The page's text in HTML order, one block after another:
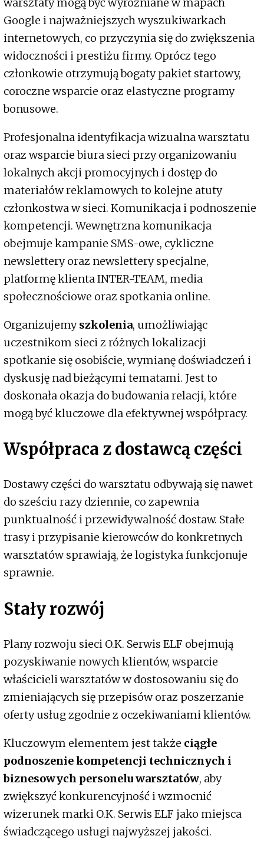
Google i najważniejszych wyszukiwarkach
internetowych, co przyczynia się do zwiększenia
widoczności i prestiżu firmy. Oprócz tego
członkowie otrzymują bogaty pakiet startowy,
coroczne wsparcie oraz elastyczne programy
bonusowe.
Profesjonalna identyfikacja wizualna warsztatu
oraz wsparcie biura sieci przy organizowaniu
lokalnych akcji promocyjnych i dostęp do
materiałów reklamowych to kolejne atuty
członkostwa w sieci. Komunikacja i podnoszenie
kompetencji. Wewnętrzna komunikacja
obejmuje kampanie SMS-owe, cykliczne
newslettery oraz newslettery specjalne,
platformę klienta INTER-TEAM, media
społecznościowe oraz spotkania online.
Organizujemyszkolenia, umożliwiając
uczestnikom sieci z różnych lokalizacji
spotkanie się osobiście, wymianę doświadczeń i
dyskusję nad bieżącymi tematami. Jest to
doskonała okazja do budowania relacji, które
mogą być kluczowe dla efektywnej współpracy.
Współpraca z dostawcą części
Dostawy części do warsztatu odbywają się nawet
do sześciu razy dziennie, co zapewnia
punktualność i przewidywalność dostaw. Stałe
trasy i przypisanie kierowców do konkretnych
warsztatów sprawiają, że logistyka funkcjonuje
sprawnie.
Stały rozwój
Plany rozwoju sieci O.K. Serwis ELF obejmują
pozyskiwanie nowych klientów, wsparcie
właścicieli warsztatów w dostosowaniu się do
zmieniających się przepisów oraz poszerzanie
oferty usług zgodnie z oczekiwaniami klientów.
Kluczowym elementem jest także ciągłe
podnoszenie kompetencji technicznych i
biznesowych personelu warsztatów, aby
zwiększyć konkurencyjność i wzmocnić
wizerunek marki O.K. Serwis ELF jako miejsca
świadczącego usługi najwyższej jakości.